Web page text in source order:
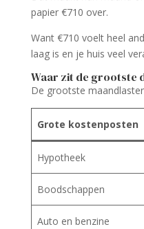
papier €710 over.
Want €710 voelt heel
laag is en je huis veel
Waar zit de grootste
De grootste
Grote kostenposten
Hypotheek
Boodschappen
Auto en benzine